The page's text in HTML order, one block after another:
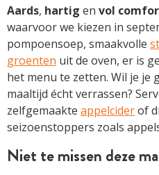
Aards, hartig en vol
waarvoor we kiezen in
pompoensoep, smaakvolle
groenten uit de oven, er is
het menu te zetten. Wil je je
maaltijd écht verrassen?
zelfgemaakte appelciderof
seizoenstoppers zoals
Niet te missen deze